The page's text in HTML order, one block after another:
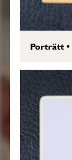
Porträtt•